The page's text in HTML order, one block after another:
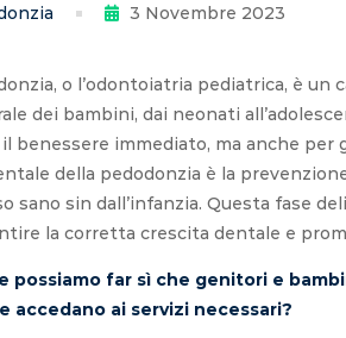
3 Novembre 2023
o l’odontoiatria pediatrica, è
dei bambini, dai neonati
benessere immediato, ma anche per
della pedodonzia è la
sano sin dall’infanzia. Questa fase
la corretta crescita dentale e
possiamo far sì che genitori e
accedano ai servizi necessari?